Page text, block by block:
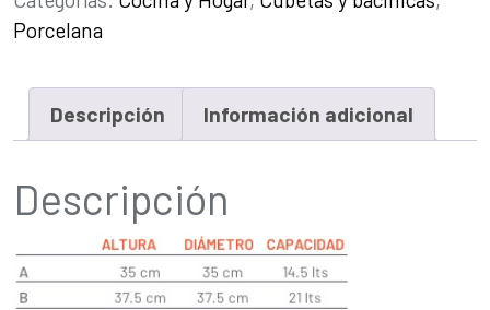
Esmaltado
cantidad
Porcelana
Descripción Información adicional
Descripción